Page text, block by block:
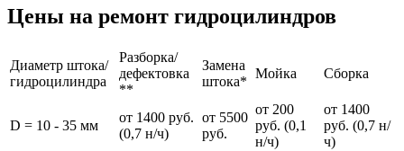
Цены на ремонт гидроцилиндров
Диаметр штока/
гидроцилиндра
Разборка/
дефектовка
**
Замена
штока*
Мойка Сборка
D = 10 - 35 мм
от 1400 руб.
(0,7 н/ч)
от 5500
руб.
от 200
руб. (0,1
н/ч)
от 1400
руб. (0,7 н/
ч)